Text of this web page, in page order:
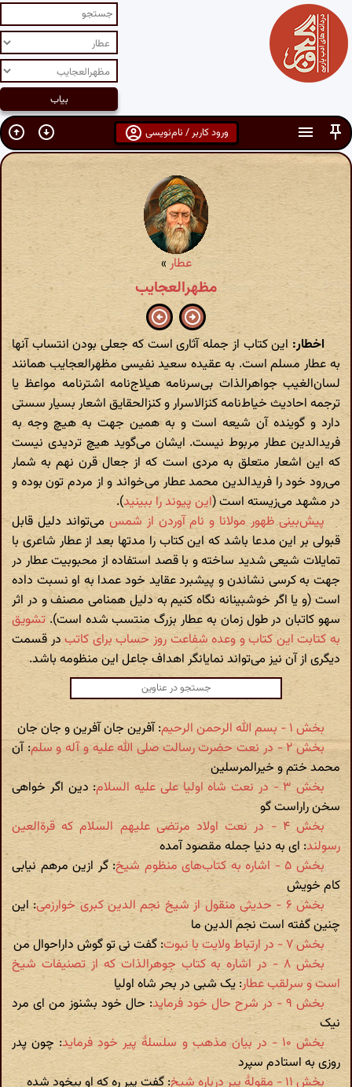
ورود کاربر / نام‌نویسی
عطار»
مظهرالعجایب
اخطار: این کتاب از جمله آثاری است که جعلی بودن انتساب آنها
به عطار مسلم است. به عقیده سعید نفیسی مظهرالعجایب همانند
لسان‌الغیب جواهرالذات بی‌سرنامه هیلاج‌نامه اشترنامه مواعظ یا
ترجمه احادیث خیاط‌نامه کنزالاسرار و کنزالحقایق اشعار بسیار سستی
دارد و گوینده آن شیعه است و به همین جهت به هیچ وجه به
فریدالدین عطار مربوط نیست. ایشان می‌گوید هیچ تردیدی نیست
که این اشعار متعلق به مردی است که از جعال قرن نهم به شمار
می‌رود خود را فریدالدین محمد عطار می‌خواند و از مردم تون بوده و
در مشهد می‌زیسته است (این پیوند را ببینید).
پیش‌بینی ظهور مولانا و نام آوردن از شمس می‌تواند دلیل قابل
قبولی بر این مدعا باشد که این کتاب را مدتها بعد از عطار شاعری با
تمایلات شیعی شدید ساخته و با قصد استفاده از محبوبیت عطار در
جهت به کرسی نشاندن و پیشبرد عقاید خود عمدا به او نسبت داده
است (و یا اگر خوشبینانه نگاه کنیم به دلیل همنامی مصنف و در اثر
سهو کاتبان در طول زمان به عطار بزرگ منتسب شده است). تشویق
به کتابت این کتاب و وعده شفاعت روز حساب برای کاتبدر قسمت
دیگری از آن نیز می‌تواند نمایانگر اهداف جاعل این منظومه باشد.
بخش ۱ - بسم الله الرحمن الرحیم
: آفرین جان آفرین و جان جان
بخش ۲ - در نعت حضرت رسالت صلی الله علیه و آله و سلم
: آن
محمد ختم و خیرالمرسلین
بخش ۳ - در نعت شاه اولیا علی علیه السلام
: دین اگر خواهی
سخن راراست گو
بخش ۴ - در نعت اولاد مرتضی علیهم السلام که قرةالعین
رسولند: ای به دنیا جمله مقصود آمده
بخش ۵ - اشاره به کتاب‌های منظوم شیخ
: گر ازین مرهم نیابی
کام خویش
بخش ۶ - حدیثی منقول از شیخ نجم الدین کبری خوارزمی
: این
چنین گفته است نجم الدین ما
بخش ۷ - در ارتباط ولایت با نبوت
: گفت نی تو گوش داراحوال من
بخش ۸ - در اشاره به کتاب جوهرالذات که از تصنیفات شیخ
است و سرلقب عطار: یک شبی در بحر شاه اولیا
بخش ۹ - در شرح حال خود فرماید
: حال خود بشنوز من ای مرد
نیک
بخش ۱۰ - در بیان مذهب و سلسلۀ پیر خود فرماید
: چون پدر
روزی به استادم سپرد
بخش ۱۱ - مقولۀ پیر درباره شیخ
: گفت پیر ره که او بیخود شده